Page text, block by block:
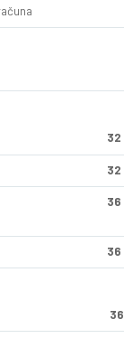
32
32
36
36
36